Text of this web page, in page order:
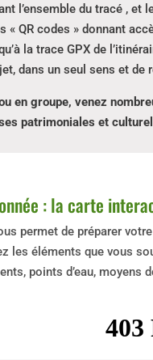
l’ensemble du tracé ,
« QR codes » donnant
la trace GPX de
dans un seul sens et
en groupe, venez
patrimoniales et
: la carte
permet de préparer
les éléments que vous
points d’eau, moyens